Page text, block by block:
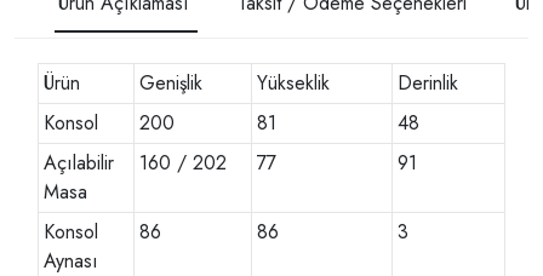
Ürün Genişlik Yükseklik
Derinlik
Konsol
200 81
48
Açılabilir
Masa
160 / 202 77 91
Konsol
Aynası
86 86 3